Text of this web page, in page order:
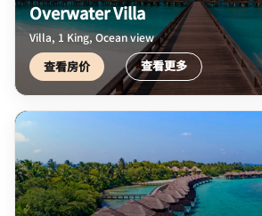
Overwater Villa
Villa, 1 King, Ocean view
查看房价 查看更多